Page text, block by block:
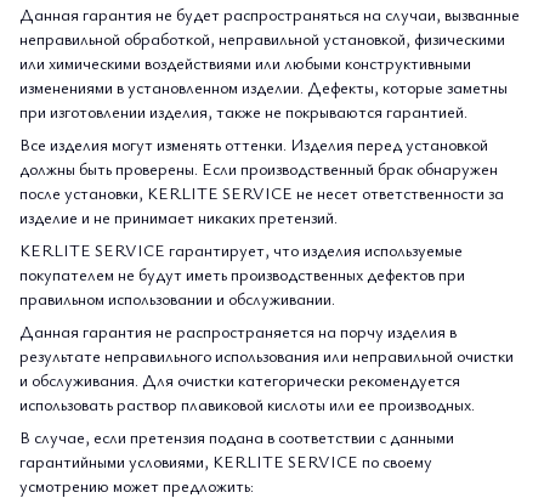
Данная гарантия не будет распространяться на случаи, вызванные
неправильной обработкой, неправильной установкой, физическими
или химическими воздействиями или любыми конструктивными
изменениями в установленном изделии. Дефекты, которые заметны
при изготовлении изделия, также не покрываются гарантией.
Все изделия могут изменять оттенки. Изделия перед установкой
должны быть проверены. Если производственный брак обнаружен
после установки, KERLITE SERVICE не несет ответственности за
изделие и не принимает никаких претензий.
KERLITE SERVICE гарантирует, что изделия используемые
покупателем не будут иметь производственных дефектов при
правильном использовании и обслуживании.
Данная гарантия не распространяется на порчу изделия в
результате неправильного использования или неправильной очистки
и обслуживания. Для очистки категорически рекомендуется
использовать раствор плавиковой кислоты или ее производных.
В случае, если претензия подана в соответствии с данными
гарантийными условиями, KERLITE SERVICE по своему
усмотрению может предложить: